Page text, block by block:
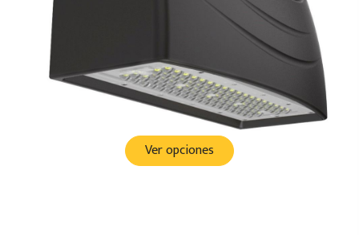
Ver opciones